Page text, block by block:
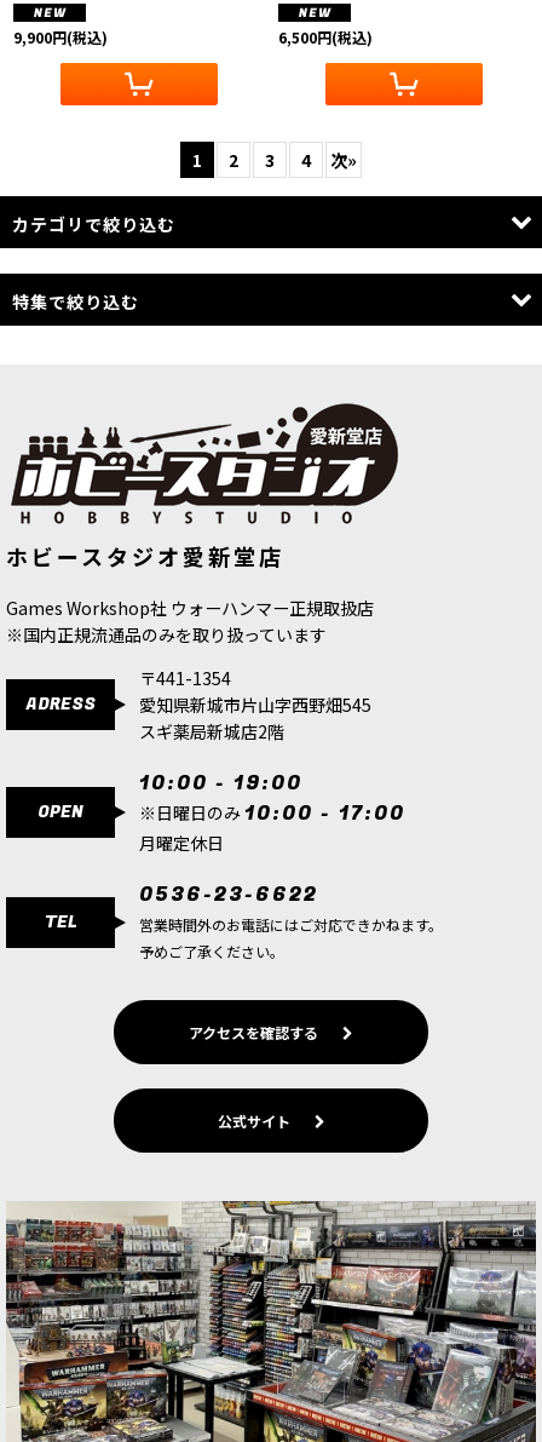
9,900円(税込) 6,500円(税込)
1 2 3 4 次»
カテゴリで絞り込む
シタデルカラー＆ツール
GAMES WORK SHOP：その他のゲーム
ファレホ
アーミーペインター
WARGAME ATLANTIC
特集で絞り込む
バトルフォース特集
WARHAMMER ここから始めよう
[AOS]スピアヘッド
ペイントツール
ゲームツール
WH 40K：コデックス
WH 40K：データシートカード
WH AoS：バトルトーム
ホビースタジオ愛新堂店
Games Workshop社 ウォーハンマー正規取扱店
※国内正規流通品のみを取り扱っています
ADRESS
〒441-1354
愛知県新城市片山字西野畑545
スギ薬局新城店2階
OPEN
10:00 - 19:00
※日曜日のみ 10:00 - 17:00
月曜定休日
TEL
0536-23-6622
営業時間外のお電話にはご対応できかねます。
予めご了承ください。
アクセスを確認する
公式サイト